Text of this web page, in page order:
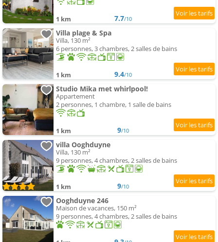
1 km 7.7/10
Villa plage & Spa
Villa, 130 m²
6 personnes, 3 chambres, 2 salles de bains
1 km 9.4/10
Studio Mika met whirlpool!
Appartement
2 personnes, 1 chambre, 1 salle de bains
1 km 9/10
villa Ooghduyne
Villa, 130 m²
9 personnes, 4 chambres, 2 salles de bains
1 km 9/10
Ooghduyne 246
Maison de vacances, 150 m²
9 personnes, 4 chambres, 2 salles de bains